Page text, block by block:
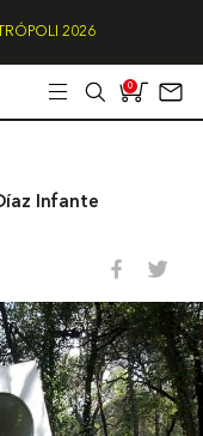
2026
0
Infante